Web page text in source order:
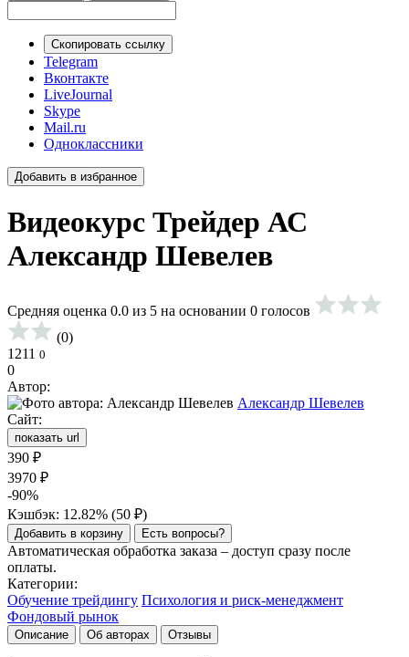
Скопировать ссылку
Telegram
Вконтакте
LiveJournal
Skype
Mail.ru
Одноклассники
Добавить в избранное
Видеокурс Трейдер АС
Александр Шевелев
Средняя оценка 0.0 из 5 на основании 0 голосов
(0)
1211 0
0
Автор:
Александр Шевелев
Сайт:
показать url
390 ₽
3970 ₽
-90%
Кэшбэк: 12.82% (50 ₽)
Добавить в корзину Есть вопросы?
Автоматическая обработка заказа – доступ сразу после
оплаты.
Категории:
Обучение трейдингу Психология и риск-менеджмент
Фондовый рынок
Описание Об авторах Отзывы